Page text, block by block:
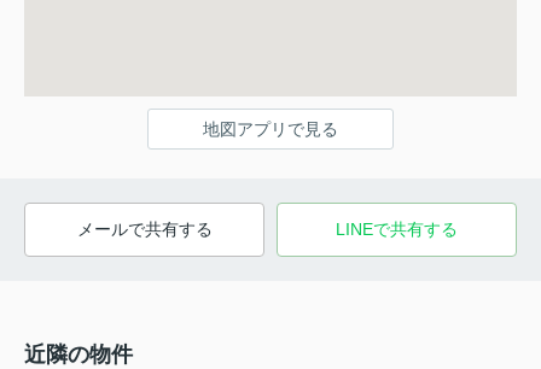
地図アプリで見る
メールで共有する LINEで共有する
近隣の物件